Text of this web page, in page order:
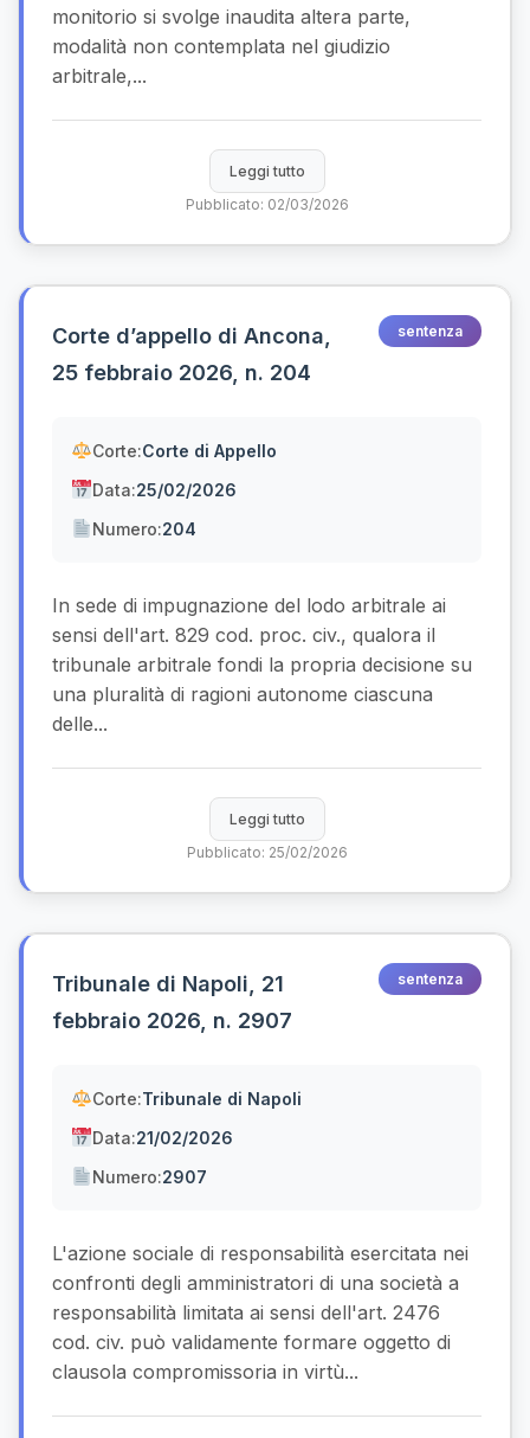
monitorio si svolge inaudita altera parte,
modalità non contemplata nel giudizio
arbitrale,...
Leggi tutto
Pubblicato: 02/03/2026
Corte d’appello di Ancona,
25 febbraio 2026, n. 204
sentenza
Corte:Corte di Appello
Data:25/02/2026
Numero:204
In sede di impugnazione del lodo arbitrale ai
sensi dell'art. 829 cod. proc. civ., qualora il
tribunale arbitrale fondi la propria decisione su
una pluralità di ragioni autonome ciascuna
delle...
Leggi tutto
Pubblicato: 25/02/2026
Tribunale di Napoli, 21
febbraio 2026, n. 2907
sentenza
Corte:Tribunale di Napoli
Data:21/02/2026
Numero:2907
L'azione sociale di responsabilità esercitata nei
confronti degli amministratori di una società a
responsabilità limitata ai sensi dell'art. 2476
cod. civ. può validamente formare oggetto di
clausola compromissoria in virtù...